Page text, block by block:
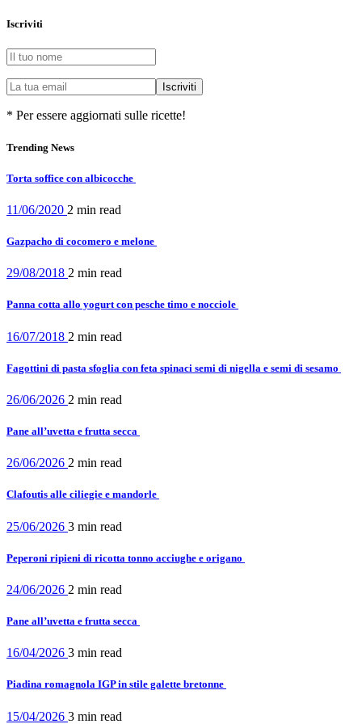
Iscriviti
* Per essere aggiornati sulle ricette!
Trending News
Torta soffice con albicocche
11/06/2020 2 min read
Gazpacho di cocomero e melone
29/08/2018 2 min read
Panna cotta allo yogurt con pesche timo e nocciole
16/07/2018 2 min read
Fagottini di pasta sfoglia con feta spinaci semi di nigella e semi di sesamo
26/06/2026 2 min read
Pane all’uvetta e frutta secca
26/06/2026 2 min read
Clafoutis alle ciliegie e mandorle
25/06/2026 3 min read
Peperoni ripieni di ricotta tonno acciughe e origano
24/06/2026 2 min read
Pane all’uvetta e frutta secca
16/04/2026 3 min read
Piadina romagnola IGP in stile galette bretonne
15/04/2026 3 min read